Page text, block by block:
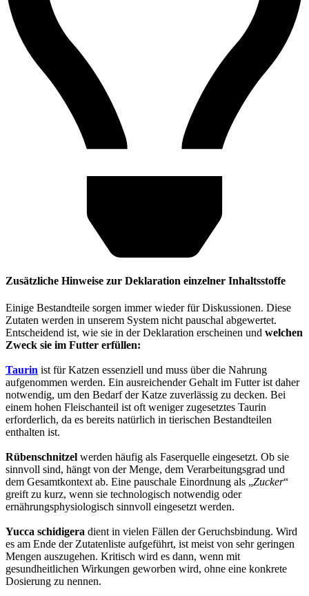
Zusätzliche Hinweise zur Deklaration einzelner Inhaltsstoffe
Einige Bestandteile sorgen immer wieder für Diskussionen. Diese
Zutaten werden in unserem System nicht pauschal abgewertet.
Entscheidend ist, wie sie in der Deklaration erscheinen und welchen
Zweck sie im Futter erfüllen:
Taurin ist für Katzen essenziell und muss über die Nahrung
aufgenommen werden. Ein ausreichender Gehalt im Futter ist daher
notwendig, um den Bedarf der Katze zuverlässig zu decken. Bei
einem hohen Fleischanteil ist oft weniger zugesetztes Taurin
erforderlich, da es bereits natürlich in tierischen Bestandteilen
enthalten ist.
Rübenschnitzel werden häufig als Faserquelle eingesetzt. Ob sie
sinnvoll sind, hängt von der Menge, dem Verarbeitungsgrad und
dem Gesamtkontext ab. Eine pauschale Einordnung als „Zucker“
greift zu kurz, wenn sie technologisch notwendig oder
ernährungsphysiologisch sinnvoll eingesetzt werden.
Yucca schidigera dient in vielen Fällen der Geruchsbindung. Wird
es am Ende der Zutatenliste aufgeführt, ist meist von sehr geringen
Mengen auszugehen. Kritisch wird es dann, wenn mit
gesundheitlichen Wirkungen geworben wird, ohne eine konkrete
Dosierung zu nennen.